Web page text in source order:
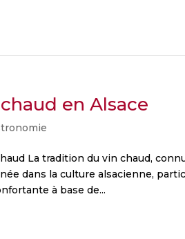
en Alsace
La tradition du vin chaud,
dans la culture alsacienne,
à base de...